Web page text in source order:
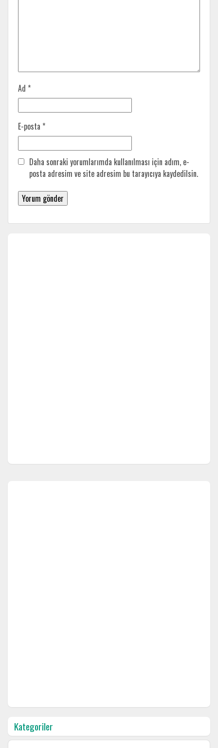
Ad *
E-posta *
Daha sonraki yorumlarımda kullanılması için adım, e-
posta adresim ve site adresim bu tarayıcıya kaydedilsin.
Kategoriler